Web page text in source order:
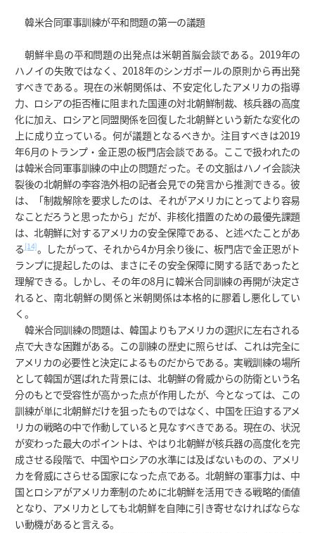
韓米合同軍事訓練が平和問題の第一の議題
朝鮮半島の平和問題の出発点は米朝首脳会談である。2019年の
ハノイの失敗ではなく、2018年のシンガポールの原則から再出発
すべきである。現在の米朝関係は、不安定化したアメリカの指導
力、ロシアの拒否権に阻まれた国連の対北朝鮮制裁、核兵器の高度
化に加え、ロシアと同盟関係を回復した北朝鮮という新たな変化の
上に成り立っている。何が議題となるべきか。注目すべきは2019
年6月のトランプ・金正恩の板門店会談である。ここで扱われたの
は韓米合同軍事訓練の中止の問題だった。その文脈はハノイ会談決
裂後の北朝鮮の李容浩外相の記者会見での発言から推測できる。彼
は、「制裁解除を要求したのは、それがアメリカにとってより容易
なことだろうと思ったから」だが、非核化措置のための最優先課題
は、北朝鮮に対するアメリカの安全保障である、と述べたことがあ
る[14]。したがって、それから4か月余り後に、板門店で金正恩がト
ランプに提起したのは、まさにその安全保障に関する話であったと
理解できる。しかし、その年の8月に韓米合同訓練の再開が決定さ
れると、南北朝鮮の関係と米朝関係は本格的に膠着し悪化してい
く。
韓米合同訓練の問題は、韓国よりもアメリカの選択に左右される
点で大きな困難がある。この訓練の歴史に照らせば、これは完全に
アメリカの必要性と決定によるものだからである。実戦訓練の場所
として韓国が選ばれた背景には、北朝鮮の脅威からの防衛という名
分のもとで受容性が高かった点が作用したが、今となっては、この
訓練が単に北朝鮮だけを狙ったものではなく、中国を圧迫するアメ
リカの戦略の中で作動していると見なすべきである。現在の、状況
が変わった最大のポイントは、やはり北朝鮮が核兵器の高度化を完
成させる段階で、中国やロシアの水準には及ばないものの、アメリ
カを脅威にさらせる国家になった点である。北朝鮮の軍事力は、中
国とロシアがアメリカ牽制のために北朝鮮を活用できる戦略的価値
となり、アメリカとしても北朝鮮を自陣に引き寄せなければならな
い動機があると言える。